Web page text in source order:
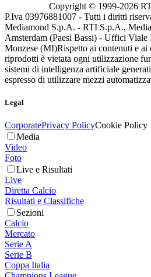
Copyright © 1999-2026
P.Iva 03976881007 - Tutti i diritti
Mediamond S.p.A. - RTI S.p.A.,
Amsterdam (Paesi Bassi) - Uffici
Monzese (MI)Rispetto ai contenuti e ai
riprodotti è vietata ogni utilizzazione
sistemi di intelligenza artificiale
espresso di utilizzare mezzi
Legal
CorporatePrivacy PolicyCookie Policy
Media
Video
Foto
Live e Risultati
Live
Diretta Calcio
Risultati e Classifiche
Sezioni
Calcio
Mercato
Serie A
Serie B
Coppa Italia